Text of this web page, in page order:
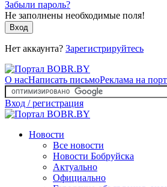
Забыли пароль?
Не заполнены необходимые поля!
Вход
Нет аккаунта? Зарегистрируйтесь
О насНаписать письмоРеклама на
Вход / регистрация
Новости
Все новости
Новости Бобруйска
Актуально
Официально